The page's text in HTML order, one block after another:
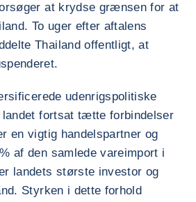
at krydse grænsen for at
To uger efter aftalens
Thailand offentligt, at
udenrigspolitiske
landet fortsat tætte forbindelser
en vigtig handelspartner og
af den samlede vareimport i
landets største investor og
Styrken i dette forhold